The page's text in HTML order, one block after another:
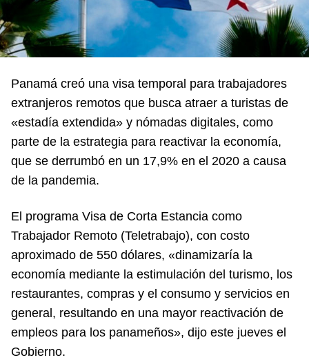
Panamá creó una visa temporal para trabajadores
extranjeros remotos que busca atraer a turistas de
«estadía extendida» y nómadas digitales, como
parte de la estrategia para reactivar la economía,
que se derrumbó en un 17,9% en el 2020 a causa
de la pandemia.
El programa Visa de Corta Estancia como
Trabajador Remoto (Teletrabajo), con costo
aproximado de 550 dólares, «dinamizaría la
economía mediante la estimulación del turismo, los
restaurantes, compras y el consumo y servicios en
general, resultando en una mayor reactivación de
empleos para los panameños», dijo este jueves el
Gobierno.